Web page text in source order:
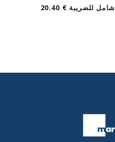
20.40 € شامل للضريبة